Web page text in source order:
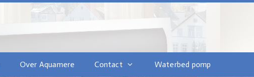
Over Aquamere Contact Waterbed pomp